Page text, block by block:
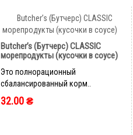
Butcher’s (Бутчерс) CLASSIC
морепродукты (кусочки в соусе)
Это полнорационный
сбалансированный корм..
32.00 ₴